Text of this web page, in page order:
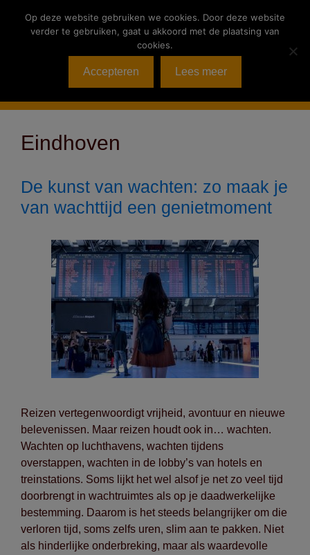
Menu
Eindhoven
De kunst van wachten: zo maak je
van wachttijd een genietmoment
Reizen vertegenwoordigt vrijheid, avontuur en nieuwe
belevenissen. Maar reizen houdt ook in… wachten.
Wachten op luchthavens, wachten tijdens
overstappen, wachten in de lobby’s van hotels en
treinstations. Soms lijkt het wel alsof je net zo veel tijd
doorbrengt in wachtruimtes als op je daadwerkelijke
bestemming. Daarom is het steeds belangrijker om die
verloren tijd, soms zelfs uren, slim aan te pakken. Niet
als hinderlijke onderbreking, maar als waardevolle
Op deze website gebruiken we cookies. Door deze website
verder te gebruiken, gaat u akkoord met de plaatsing van
cookies.
Accepteren Lees meer